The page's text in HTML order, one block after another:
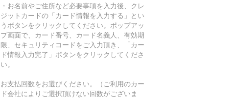
・お名前やご住所など必要事項を入力後、クレ
ジットカードの「カード情報を入力する」とい
うボタンをクリックしてください。ポップアッ
プ画面で、カード番号、カード名義人、有効期
限、セキュリティコードをご入力頂き、「カー
ド情報入力完了」ボタンをクリックしてくださ
い。
お支払回数をお選びください。（ご利用のカー
ド会社によりご選択頂けない回数がございま